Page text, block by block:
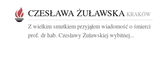
CZESŁAWA ŻUŁAWSKA KRAKÓW
Z wielkim smutkiem przyjąłem wiadomość o śmierci
prof. dr hab. Czesławy Żuławskiej wybitnej...